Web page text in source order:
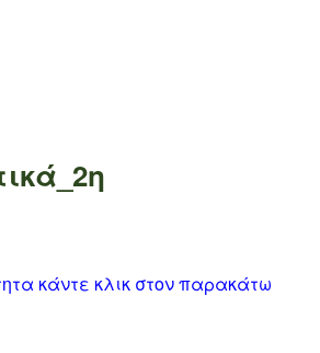
κάντε κλικ στον παρακάτω